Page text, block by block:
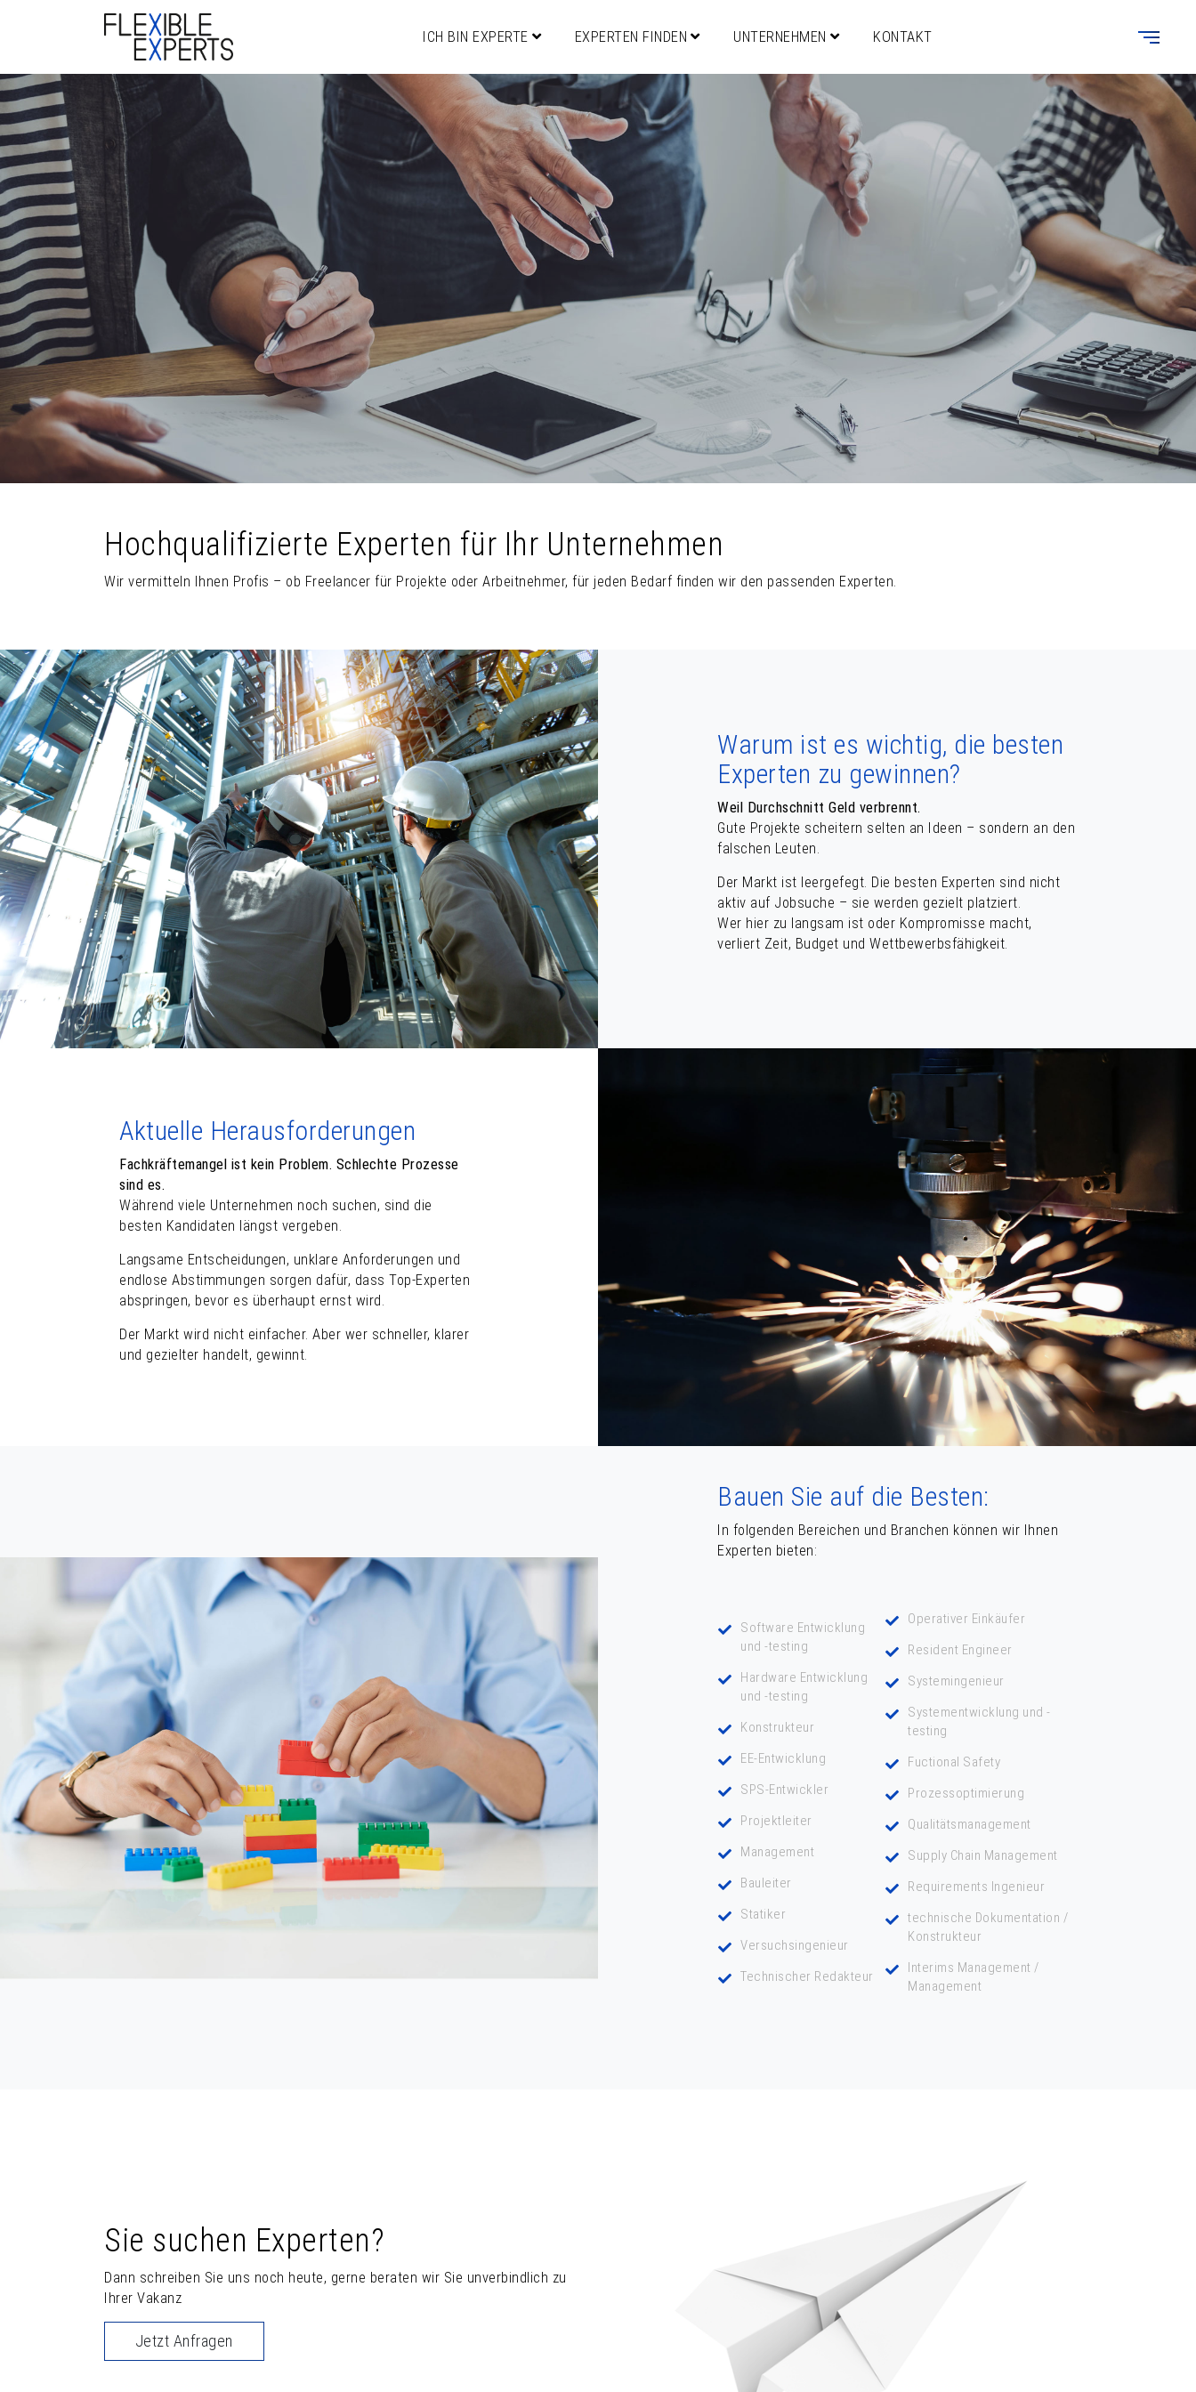
ICH BIN EXPERTE EXPERTEN FINDEN UNTERNEHMEN KONTAKT
Hochqualifizierte Experten für Ihr Unternehmen
Wir vermitteln Ihnen Profis – ob Freelancer für Projekte oder Arbeitnehmer, für jeden Bedarf finden wir den passenden Experten.
Warum ist es wichtig, die besten
Experten zu gewinnen?
Weil Durchschnitt Geld verbrennt.
Gute Projekte scheitern selten an Ideen – sondern an den
falschen Leuten.
Der Markt ist leergefegt. Die besten Experten sind nicht
aktiv auf Jobsuche – sie werden gezielt platziert.
Wer hier zu langsam ist oder Kompromisse macht,
verliert Zeit, Budget und Wettbewerbsfähigkeit.
Aktuelle Herausforderungen
Fachkräftemangel ist kein Problem. Schlechte Prozesse
sind es.
Während viele Unternehmen noch suchen, sind die
besten Kandidaten längst vergeben.
Langsame Entscheidungen, unklare Anforderungen und
endlose Abstimmungen sorgen dafür, dass Top-Experten
abspringen, bevor es überhaupt ernst wird.
Der Markt wird nicht einfacher. Aber wer schneller, klarer
und gezielter handelt, gewinnt.
Bauen Sie auf die Besten:
In folgenden Bereichen und Branchen können wir Ihnen
Experten bieten:
Software Entwicklung
und -testing
Hardware Entwicklung
und -testing
Konstrukteur
EE-Entwicklung
SPS-Entwickler
Projektleiter
Management
Bauleiter
Statiker
Versuchsingenieur
Technischer Redakteur
Operativer Einkäufer
Resident Engineer
Systemingenieur
Systementwicklung und -
testing
Fuctional Safety
Prozessoptimierung
Qualitätsmanagement
Supply Chain Management
Requirements Ingenieur
technische Dokumentation /
Konstrukteur
Interims Management /
Management
Sie suchen Experten?
Dann schreiben Sie uns noch heute, gerne beraten wir Sie unverbindlich zu
Ihrer Vakanz
Jetzt Anfragen